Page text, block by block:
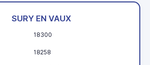
SURY EN VAUX
18300
18258